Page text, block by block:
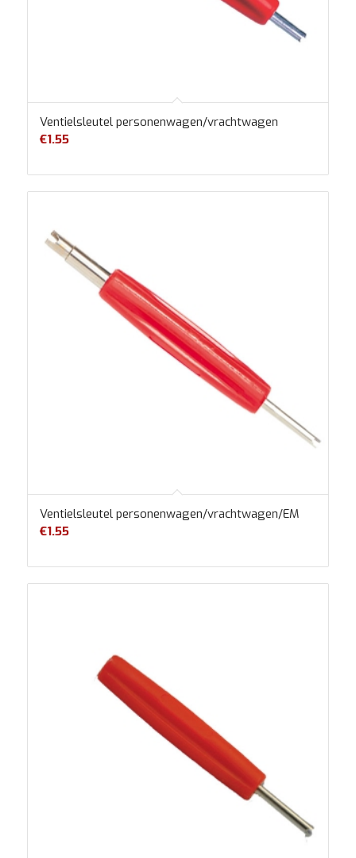
Ventielsleutel personenwagen/vrachtwagen
€1.55
Ventielsleutel personenwagen/vrachtwagen/EM
€1.55